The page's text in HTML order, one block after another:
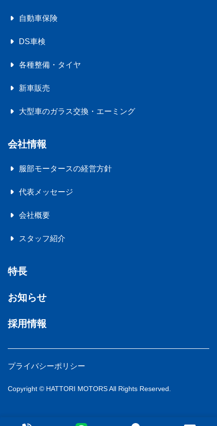
自動車保険
DS車検
各種整備・タイヤ
新車販売
大型車のガラス交換・エーミング
会社情報
服部モータースの経営方針
代表メッセージ
会社概要
スタッフ紹介
特長
お知らせ
採用情報
プライバシーポリシー
Copyright © HATTORI MOTORS All Rights Reserved.